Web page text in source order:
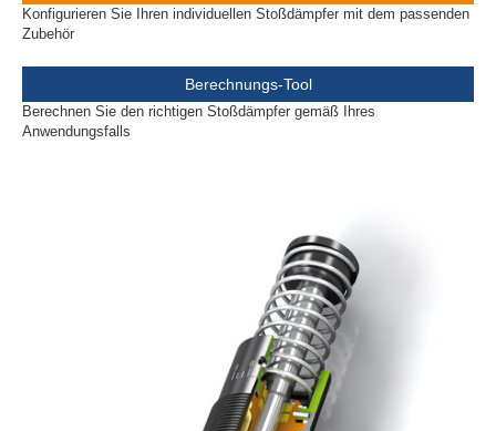
Konfigurieren Sie Ihren individuellen Stoßdämpfer mit dem passenden
Zubehör
Berechnungs-Tool
Berechnen Sie den richtigen Stoßdämpfer gemäß Ihres
Anwendungsfalls